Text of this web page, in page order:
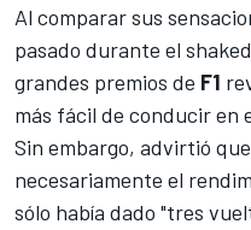
Al comparar sus
pasado durante el
grandes premios de F1
más fácil de conducir en
Sin embargo, advirtió
necesariamente el
sólo había dado "tres